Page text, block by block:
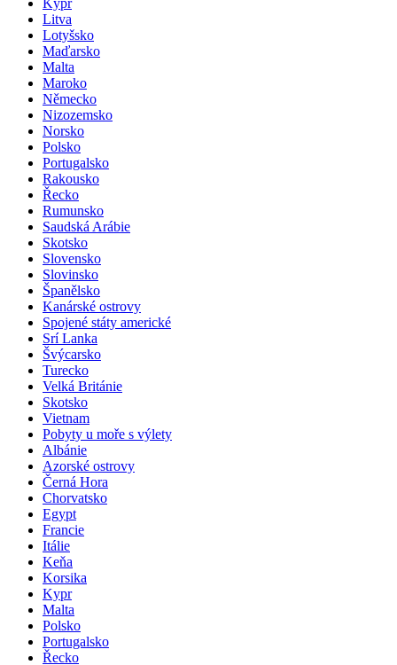
Korsika
Kypr
Litva
Lotyšsko
Maďarsko
Malta
Maroko
Německo
Nizozemsko
Norsko
Polsko
Portugalsko
Rakousko
Řecko
Rumunsko
Saudská Arábie
Skotsko
Slovensko
Slovinsko
Španělsko
Kanárské ostrovy
Spojené státy americké
Srí Lanka
Švýcarsko
Turecko
Velká Británie
Skotsko
Vietnam
Pobyty u moře s výlety
Albánie
Azorské ostrovy
Černá Hora
Chorvatsko
Egypt
Francie
Itálie
Keňa
Korsika
Kypr
Malta
Polsko
Portugalsko